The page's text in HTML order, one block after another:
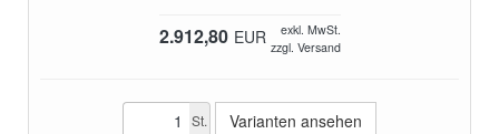
2.912,80 EUR
exkl. MwSt.
zzgl. Versand
St. Varianten ansehen